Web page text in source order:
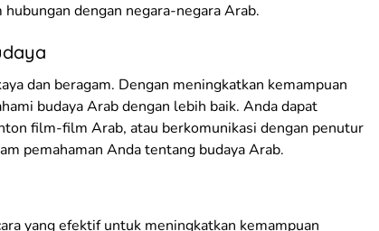
dengan negara-negara Arab.
dan beragam. Dengan meningkatkan kemampuan
budaya Arab dengan lebih baik. Anda dapat
film-film Arab, atau berkomunikasi dengan penutur
pemahaman Anda tentang budaya Arab.
yang efektif untuk meningkatkan kemampuan